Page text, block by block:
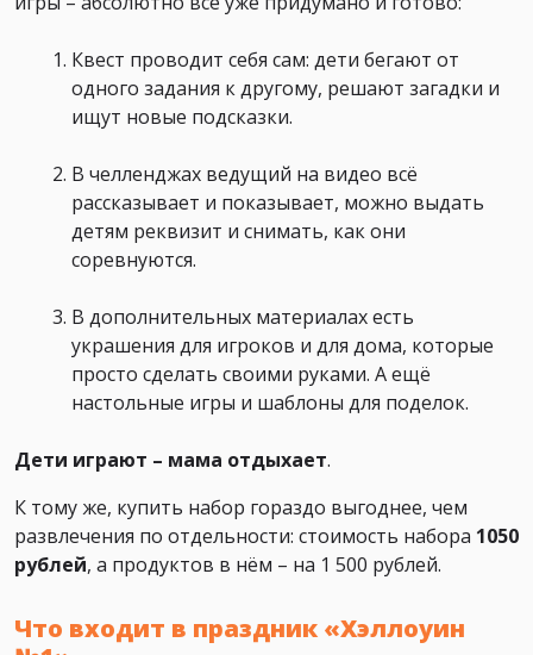
Квест проводит себя сам: дети бегают от
одного задания к другому, решают загадки и
ищут новые подсказки.
В челленджах ведущий на видео всё
рассказывает и показывает, можно выдать
детям реквизит и снимать, как они
соревнуются.
В дополнительных материалах есть
украшения для игроков и для дома, которые
просто сделать своими руками. А ещё
настольные игры и шаблоны для поделок.
Дети играют – мама отдыхает.
К тому же, купить набор гораздо выгоднее, чем
развлечения по отдельности: стоимость набора 1050
рублей, а продуктов в нём – на 1 500 рублей.
Что входит в праздник «Хэллоуин